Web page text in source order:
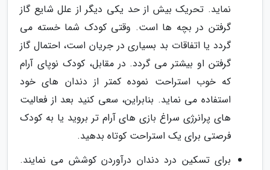
نماید. تحریک بیش از حد یکی دیگر از علل شایع گاز
گرفتن در بچه ها است. وقتی کودک شما خسته می
گردد یا اتفاقات بد بسیاری در جریان است، احتمال گاز
گرفتن او بیشتر می گردد. در مقابل، کودک نوپای آرام
که خوب استراحت نموده کمتر از دندان های خود
استفاده می نماید. بنابراین، سعی کنید بعد از فعالیت
های پرانرژی سراغ بازی های آرام تر بروید یا به کودک
فرصتی برای یک استراحت کوتاه بدهید.
برای تسکین درد دندان درآوردن کوشش می نمایند.